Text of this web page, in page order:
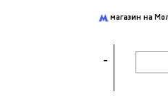
магазин на
-